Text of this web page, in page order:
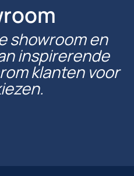
showroom en
inspirerende
klanten voor